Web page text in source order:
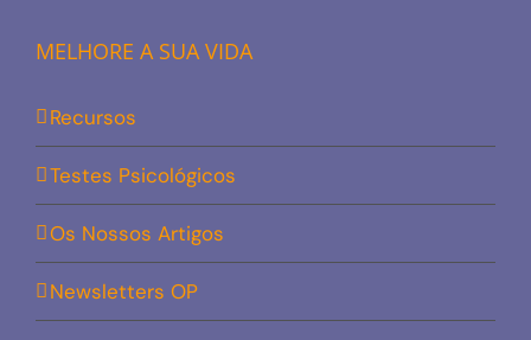
MELHORE A SUA VIDA
Recursos
Testes Psicológicos
Os Nossos Artigos
Newsletters OP